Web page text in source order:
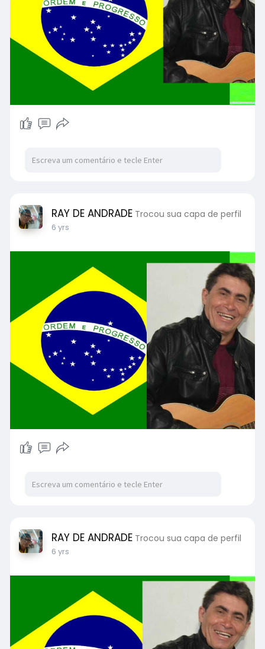
RAY DE ANDRADE Trocou sua capa de perfil
6 yrs
RAY DE ANDRADE Trocou sua capa de perfil
6 yrs